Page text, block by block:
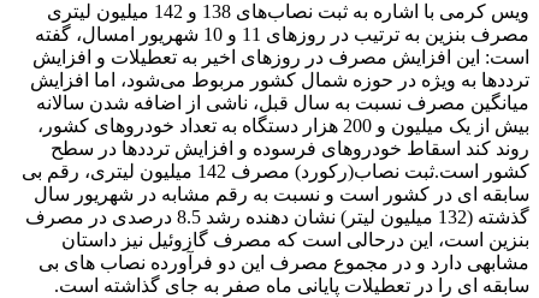
ویس کرمی با اشاره به ثبت نصاب‌های 138 و 142 میلیون لیتری
مصرف بنزین به ترتیب در روز‌های 11 و 10 شهریور امسال، گفته
است: این افزایش مصرف در روز‌های اخیر به تعطیلات و افزایش
تردد‌ها به ویژه در حوزه شمال کشور مربوط می‌شود، اما افزایش
میانگین مصرف نسبت به سال قبل، ناشی از اضافه شدن سالانه
بیش از یک میلیون و 200 هزار دستگاه به تعداد خودرو‌های کشور،
روند کند اسقاط خودرو‌های فرسوده و افزایش تردد‌ها در سطح
کشور است.ثبت نصاب(رکورد) مصرف 142 میلیون لیتری، رقم بی
سابقه ای در کشور است و نسبت به رقم مشابه در شهریور سال
گذشته (132 میلیون لیتر) نشان دهنده رشد 8.5 درصدی در مصرف
بنزین است، این درحالی است که مصرف گازوئیل نیز داستان
مشابهی دارد و در مجموع مصرف این دو فرآورده نصاب های بی
سابقه ای را در تعطیلات پایانی ماه صفر به جای گذاشته است.